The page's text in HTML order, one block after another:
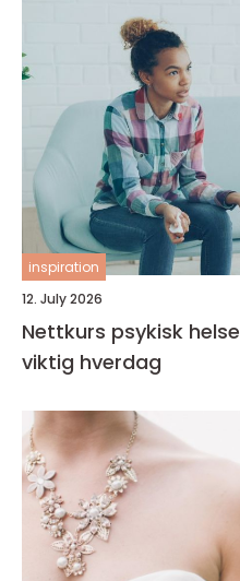
inspiration
12. July 2026
Nettkurs psykisk helse fleksibel læring for en
viktig hverdag